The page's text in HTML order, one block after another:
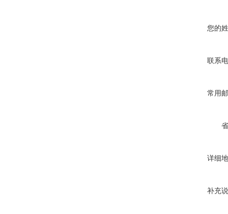
您的
联系
常用
详细
补充